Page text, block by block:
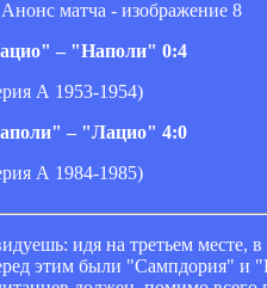
– "Наполи" 0:4
А 1953-1954)
– "Лацио" 4:0
А 1984-1985)
идя на третьем месте,
этим были "Сампдория" и